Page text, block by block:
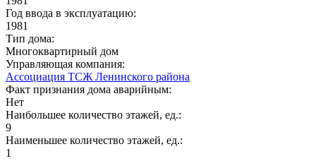
Год ввода в эксплуатацию:
1981
Тип дома:
Многоквартирный дом
Управляющая компания:
Ассоциация ТСЖ Ленинского района
Факт признания дома аварийным:
Нет
Наибольшее количество этажей, ед.:
9
Наименьшее количество этажей, ед.:
1